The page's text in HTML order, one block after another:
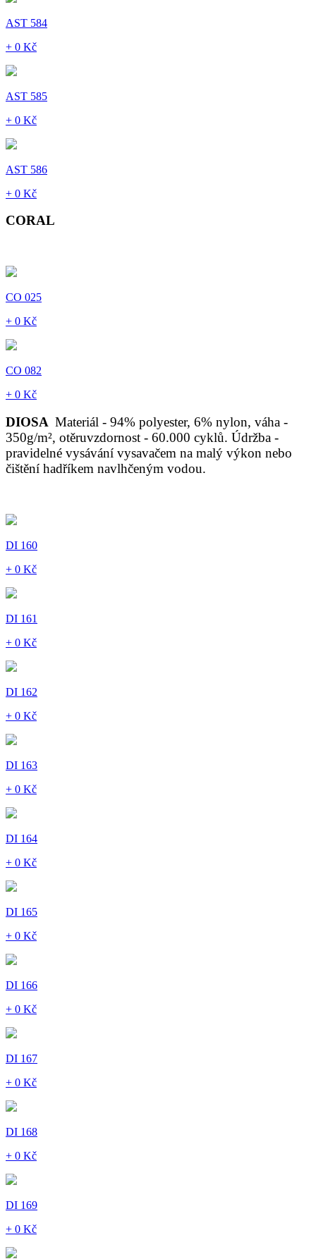
AST 584
+ 0 Kč
AST 585
+ 0 Kč
AST 586
+ 0 Kč
CORAL
CO 025
+ 0 Kč
CO 082
+ 0 Kč
DIOSA Materiál - 94% polyester, 6% nylon, váha -
350g/m², otěruvzdornost - 60.000 cyklů. Údržba -
pravidelné vysávání vysavačem na malý výkon nebo
čištění hadříkem navlhčeným vodou.
DI 160
+ 0 Kč
DI 161
+ 0 Kč
DI 162
+ 0 Kč
DI 163
+ 0 Kč
DI 164
+ 0 Kč
DI 165
+ 0 Kč
DI 166
+ 0 Kč
DI 167
+ 0 Kč
DI 168
+ 0 Kč
DI 169
+ 0 Kč